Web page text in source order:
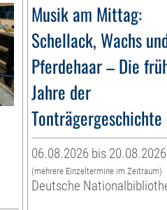
Musik am Mittag:
Schellack, Wachs
Pferdehaar – Die
Jahre der
Tonträgergeschichte
06.08.2026 bis 20.08.2026
(mehrere Einzeltermine im Zeitraum)
Deutsche